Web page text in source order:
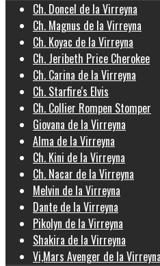
Ch. Doncel de la Virreyna
Ch. Magnus de la Virreyna
Ch. Koyac de la Virreyna
Ch. Jeribeth Price Cherokee
Ch. Carina de la Virreyna
Ch. Starfire's Elvis
Ch. Collier Rompen Stomper
Giovana de la Virreyna
Alma de la Virreyna
Ch. Kini de la Virreyna
Ch. Nacar de la Virreyna
Melvin de la Virreyna
Dante de la Virreyna
Pikolyn de la Virreyna
Shakira de la Virreyna
Vi,Mars Avenger de la Virreyna